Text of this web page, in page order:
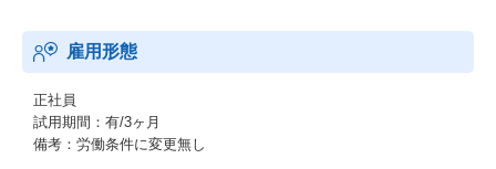
雇用形態
正社員
試用期間：有/3ヶ月
備考：労働条件に変更無し